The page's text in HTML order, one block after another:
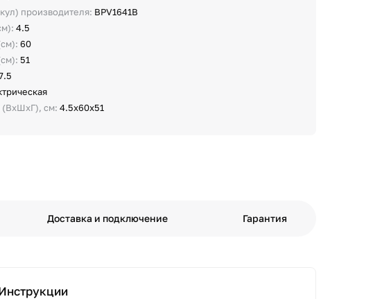
производителя: BPV1641B
4.5
60
51
(ВхШхГ), см:4.5x60x51
Доставка и подключение Гарантия